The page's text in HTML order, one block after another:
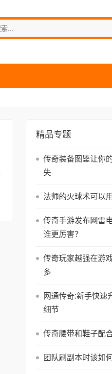
精品专题
传奇装备图鉴让你
失
法师的火球术可以
传奇手游发布网雷
谁更厉害？
传奇玩家越强在游
多
网通传奇:新手快速
细节
传奇腰带和鞋子配
团队刷副本时该如